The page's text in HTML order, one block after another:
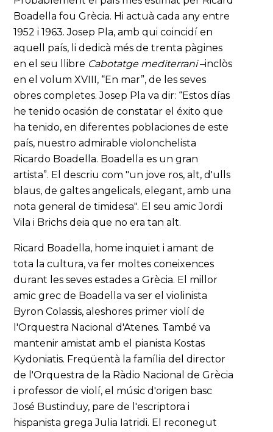
Boadella fou Grècia. Hi actuà cada any entre
1952 i 1963. Josep Pla, amb qui coincidí en
aquell país, li dedicà més de trenta pàgines
en el seu llibre Cabotatge mediterrani–inclòs
en el volum XVIII, “En mar”, de les seves
obres completes. Josep Pla va dir: “Estos días
he tenido ocasión de constatar el éxito que
ha tenido, en diferentes poblaciones de este
país, nuestro admirable violonchelista
Ricardo Boadella. Boadella es un gran
artista”. El descriu com "un jove ros, alt, d'ulls
blaus, de galtes angelicals, elegant, amb una
nota general de timidesa". El seu amic Jordi
Vila i Brichs deia que no era tan alt.
Ricard Boadella, home inquiet i amant de
tota la cultura, va fer moltes coneixences
durant les seves estades a Grècia. El millor
amic grec de Boadella va ser el violinista
Byron Colassis, aleshores primer violí de
l'Orquestra Nacional d'Atenes. També va
mantenir amistat amb el pianista Kostas
Kydoniatis. Freqüentà la família del director
de l'Orquestra de la Ràdio Nacional de Grècia
i professor de violí, el músic d'origen basc
José Bustinduy, pare de l'escriptora i
hispanista grega Julia Iatridi. El reconegut